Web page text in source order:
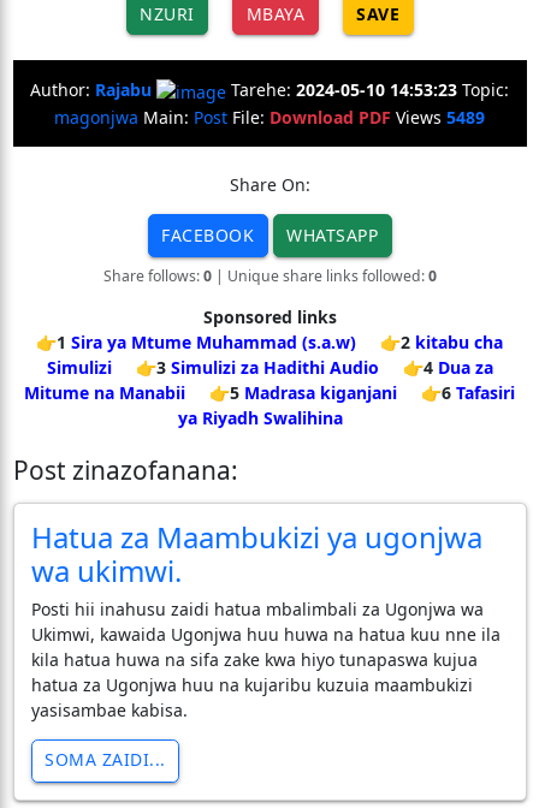
NZURI MBAYA SAVE
Author: Rajabu Tarehe: 2024-05-10 14:53:23 Topic:
magonjwa Main: Post File: Download PDF Views 5489
Share On:
FACEBOOK WHATSAPP
Share follows:0| Unique share links followed:0
Sponsored links
👉1 Sira ya Mtume Muhammad (s.a.w) 👉2 kitabu cha
Simulizi
👉3 Simulizi za Hadithi Audio 👉4 Dua za
Mitume na Manabii
👉5 Madrasa kiganjani 👉6 Tafasiri
ya Riyadh Swalihina
Post zinazofanana:
Hatua za Maambukizi ya ugonjwa
wa ukimwi.
Posti hii inahusu zaidi hatua mbalimbali za Ugonjwa wa
Ukimwi, kawaida Ugonjwa huu huwa na hatua kuu nne ila
kila hatua huwa na sifa zake kwa hiyo tunapaswa kujua
hatua za Ugonjwa huu na kujaribu kuzuia maambukizi
yasisambae kabisa.
SOMA ZAIDI...